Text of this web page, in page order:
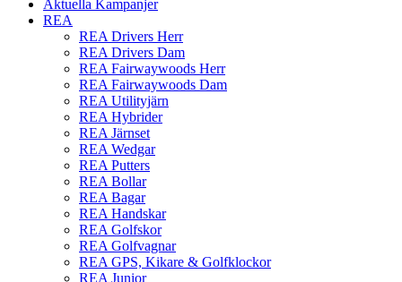
Aktuella Kampanjer
REA
REA Drivers Herr
REA Drivers Dam
REA Fairwaywoods Herr
REA Fairwaywoods Dam
REA Utilityjärn
REA Hybrider
REA Järnset
REA Wedgar
REA Putters
REA Bollar
REA Bagar
REA Handskar
REA Golfskor
REA Golfvagnar
REA GPS, Kikare & Golfklockor
REA Junior